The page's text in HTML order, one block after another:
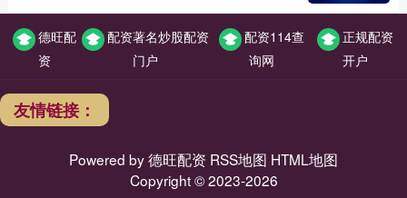
德旺配
资
配资著名炒股配资
门户
配资114查
询网
正规配资
开户
友情链接：
Powered by德旺配资 RSS地图 HTML地图
Copyright© 2023-2026